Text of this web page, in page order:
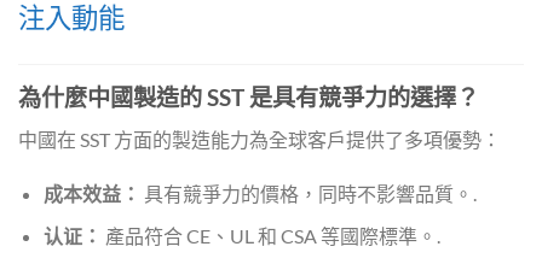
注入動能
為什麼中國製造的 SST 是具有競爭力的選擇？
中國在 SST 方面的製造能力為全球客戶提供了多項優勢：
成本效益： 具有競爭力的價格，同時不影響品質。.
认证： 產品符合 CE、UL 和 CSA 等國際標準。.